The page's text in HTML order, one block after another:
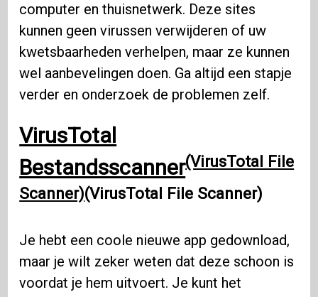
computer en thuisnetwerk. Deze sites
kunnen geen virussen verwijderen of uw
kwetsbaarheden verhelpen, maar ze kunnen
wel aanbevelingen doen. Ga altijd een stapje
verder en onderzoek de problemen zelf.
VirusTotal
Bestandsscanner(VirusTotal File
Scanner)(VirusTotal File Scanner)
Je hebt een coole nieuwe app gedownload,
maar je wilt zeker weten dat deze schoon is
voordat je hem uitvoert. Je kunt het